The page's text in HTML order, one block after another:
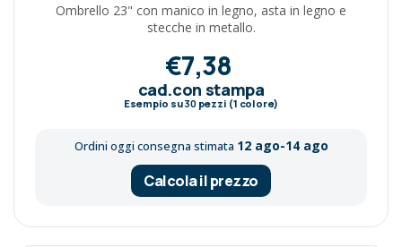
Ombrello 23" con manico in legno, asta in legno e
stecche in metallo.
€7,38
cad.con stampa
Esempio su30pezzi (1 colore)
Ordini oggi consegna stimata 12 ago-14 ago
Calcola il prezzo